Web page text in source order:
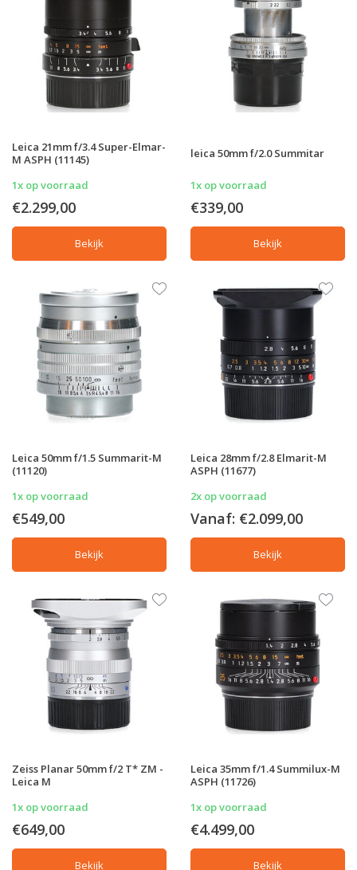
Leica 21mm f/3.4 Super-Elmar-
M ASPH (11145)
1x op voorraad
€2.299,00
Bekijk
leica 50mm f/2.0 Summitar
1x op voorraad
€339,00
Bekijk
Leica 50mm f/1.5 Summarit-M
(11120)
1x op voorraad
€549,00
Bekijk
Leica 28mm f/2.8 Elmarit-M
ASPH (11677)
2x op voorraad
Vanaf: €2.099,00
Bekijk
Zeiss Planar 50mm f/2 T* ZM -
Leica M
1x op voorraad
€649,00
Bekijk
Leica 35mm f/1.4 Summilux-M
ASPH (11726)
1x op voorraad
€4.499,00
Bekijk